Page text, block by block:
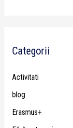
Categorii
Activitati
blog
Erasmus+